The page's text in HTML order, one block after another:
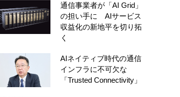
通信事業者が「AI Grid」
の担い手に AIサービス
収益化の新地平を切り拓
く
AIネイティブ時代の通信
インフラに不可欠な
「Trusted Connectivity」